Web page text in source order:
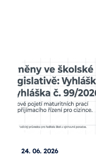
24. 06. 2026